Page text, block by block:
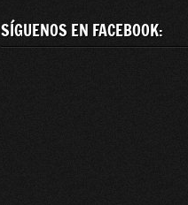
SÍGUENOS EN FACEBOOK: